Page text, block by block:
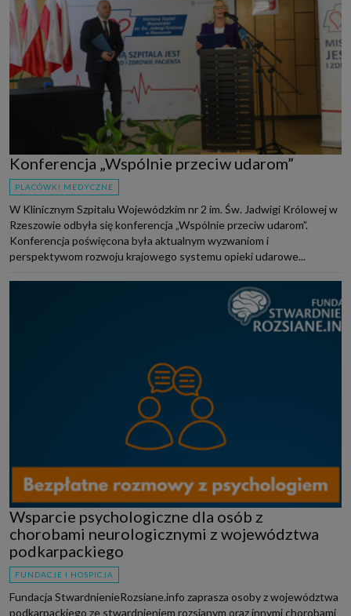
Konferencja „Wspólnie przeciw udarom”
PLACÓWKI MEDYCZNE
W Klinicznym Szpitalu Wojewódzkim nr 2 im. Św. Jadwigi Królowej w
Rzeszowie odbyła się konferencja „Wspólnie przeciw udarom”.
Konferencja poświęcona była aktualnym wyzwaniom i
perspektywom rozwoju krajowego systemu opieki udarowe...
Wsparcie psychologiczne dla osób z
chorobami neurologicznymi z województwa
podkarpackiego
FUNDACJE I HOSPICJA
Fundacja StwardnienieRozsiane.info zaprasza osoby z województwa
podkarpackiego ze stwardnieniem rozsianym oraz innymi chorobami